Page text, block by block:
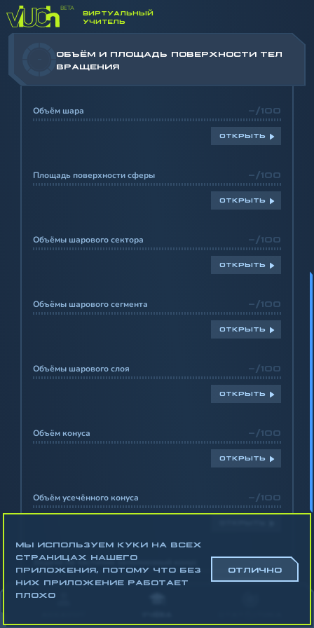
ВИРТУАЛЬНЫЙ
УЧИТЕЛЬ
ОБЪЁМ И ПЛОЩАДЬ ПОВЕРХНОСТИ ТЕЛ
ВРАЩЕНИЯ
Объём шара -/100
ОТКРЫТЬ
Площадь поверхности сферы -/100
ОТКРЫТЬ
Объёмы шарового сектора -/100
ОТКРЫТЬ
Объёмы шарового сегмента -/100
ОТКРЫТЬ
Объёмы шарового слоя -/100
ОТКРЫТЬ
Объём конуса -/100
ОТКРЫТЬ
Объём усечённого конуса -/100
Задачи на частично заполненный конус -/100
-/100
МЫ ИСПОЛЬЗУЕМ КУКИ НА ВСЕХ
СТРАНИЦАХ НАШЕГО
ПРИЛОЖЕНИЯ, ПОТОМУ ЧТО БЕЗ
НИХ ПРИЛОЖЕНИЕ РАБОТАЕТ
ПЛОХО
ОТЛИЧНО